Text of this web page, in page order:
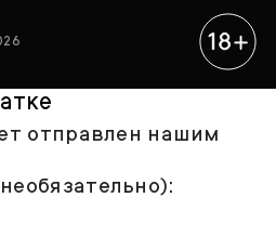
отправлен нашим